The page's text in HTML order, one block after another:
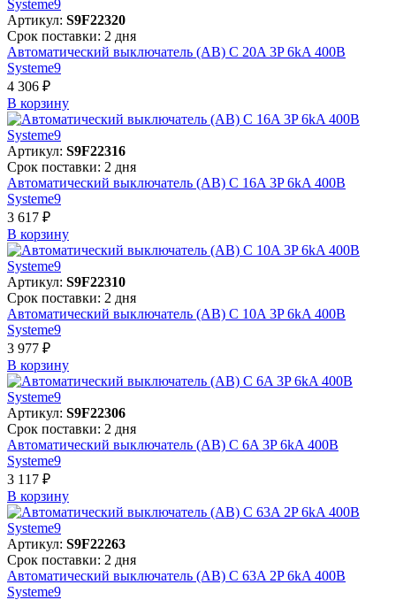
Артикул: S9F22320
Срок поставки: 2 дня
Автоматический выключатель (АВ) C 20A 3P 6kA 400В
Systeme9
4 306 ₽
В корзинy
Артикул: S9F22316
Срок поставки: 2 дня
Автоматический выключатель (АВ) C 16A 3P 6kA 400В
Systeme9
3 617 ₽
В корзинy
Артикул: S9F22310
Срок поставки: 2 дня
Автоматический выключатель (АВ) C 10A 3P 6kA 400В
Systeme9
3 977 ₽
В корзинy
Артикул: S9F22306
Срок поставки: 2 дня
Автоматический выключатель (АВ) C 6A 3P 6kA 400В
Systeme9
3 117 ₽
В корзинy
Артикул: S9F22263
Срок поставки: 2 дня
Автоматический выключатель (АВ) C 63A 2P 6kA 400В
Systeme9